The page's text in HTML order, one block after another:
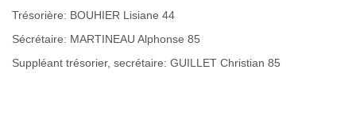
Trésorière: BOUHIER Lisiane 44
Sécrétaire: MARTINEAU Alphonse 85
Suppléant trésorier, secrétaire: GUILLET Christian 85